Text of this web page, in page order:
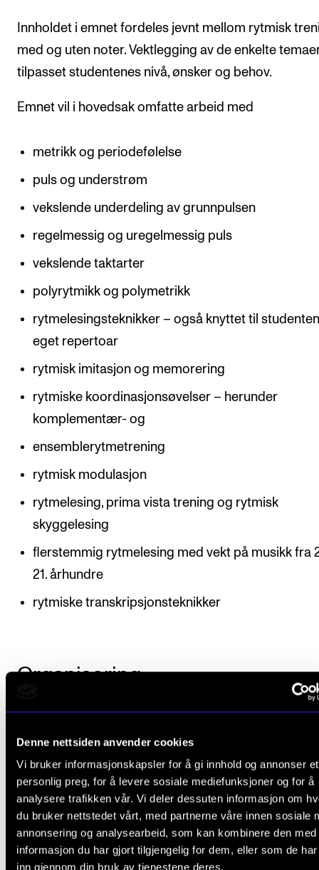
Denne nettsiden anvender cookies
Vi bruker informasjonskapsler for å gi innhold og annonser et
personlig preg, for å levere sosiale mediefunksjoner og for å
analysere trafikken vår. Vi deler dessuten informasjon om
du bruker nettstedet vårt, med partnerne våre innen sosiale
annonsering og analysearbeid, som kan kombinere den med
informasjon du har gjort tilgjengelig for dem, eller som de
inn gjennom din bruk av tjenestene deres.
Innholdet i emnet fordeles jevnt mellom rytmisk
med og uten noter. Vektlegging av de enkelte
tilpasset studentenes nivå, ønsker og behov.
Emnet vil i hovedsak omfatte arbeid med
metrikk og periodefølelse
puls og understrøm
vekslende underdeling av grunnpulsen
regelmessig og uregelmessig puls
vekslende taktarter
polyrytmikk og polymetrikk
rytmelesingsteknikker – også knyttet til
eget repertoar
rytmisk imitasjon og memorering
rytmiske koordinasjonsøvelser – herunder
komplementær- og
ensemblerytmetrening
rytmisk modulasjon
rytmelesing, prima vista trening og rytmisk
skyggelesing
flerstemmig rytmelesing med vekt på musikk fra
21. århundre
rytmiske transkripsjonsteknikker
Organisering
per uke i elleve uker. Arbeidsformene veksler
praktiske øvelser, koordinasjonstrening, lytte- og
imitasjonsoppgaver, rytmelesing og repertoarspill/-
med og uten instrument. Studenten vil regelmessig
hjemmeoppgaver i tilknytning til stoffet det
timen.